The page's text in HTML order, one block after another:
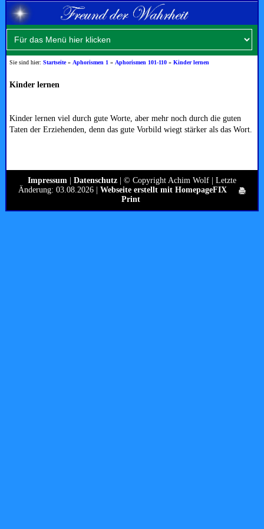
Sie sind hier:Startseite» Aphorismen 1 » Aphorismen 101-110 »Kinder lernen
Kinder lernen
Kinder lernen viel durch gute Worte, aber mehr noch durch die guten
Taten der Erziehenden, denn das gute Vorbild wiegt stärker als das Wort.
Impressum Datenschutz | © Copyright Achim Wolf | Letzte
Änderung: 03.08.2026 | Webseite erstellt mit HomepageFIX
Print